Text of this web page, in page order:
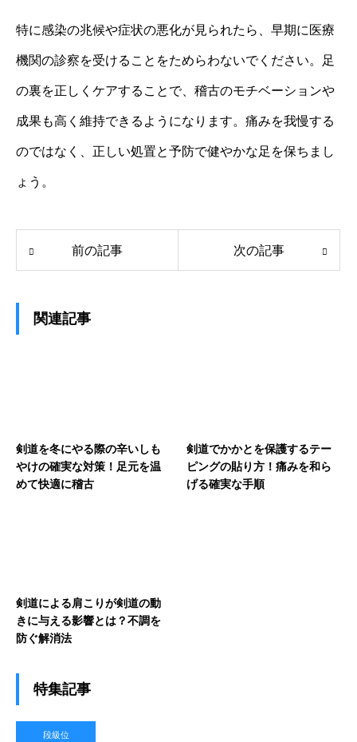
特に感染の兆候や症状の悪化が見られたら、早期に医療
機関の診察を受けることをためらわないでください。足
の裏を正しくケアすることで、稽古のモチベーションや
成果も高く維持できるようになります。痛みを我慢する
のではなく、正しい処置と予防で健やかな足を保ちまし
ょう。
前の記事 次の記事
関連記事
剣道を冬にやる際の辛いしも
やけの確実な対策！足元を温
めて快適に稽古
剣道でかかとを保護するテー
ピングの貼り方！痛みを和ら
げる確実な手順
剣道による肩こりが剣道の動
きに与える影響とは？不調を
防ぐ解消法
特集記事
段級位